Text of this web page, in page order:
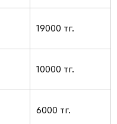
19000 тг.
10000 тг.
6000 тг.